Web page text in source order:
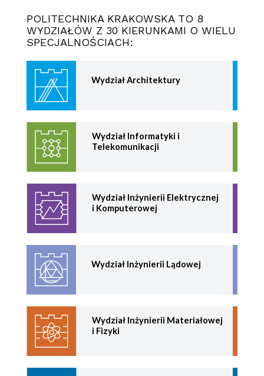
POLITECHNIKA KRAKOWSKA TO 8
WYDZIAŁÓW Z 30 KIERUNKAMI O WIELU
SPECJALNOŚCIACH:
Wydział Architektury
Wydział Informatyki i
Telekomunikacji
Wydział Inżynierii Elektrycznej
i Komputerowej
Wydział Inżynierii Lądowej
Wydział Inżynierii Materiałowej
i Fizyki